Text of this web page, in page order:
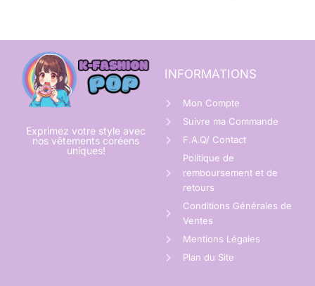
Exprimez votre style avec
nos vêtements coréens
uniques!
INFORMATIONS
Mon Compte
Suivre ma Commande
F.A.Q/ Contact
Politique de
remboursement et de
retours
Conditions Générales de
Ventes
Mentions Légales
Plan du Site